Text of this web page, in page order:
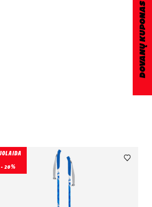
- 20%
DOVANŲ KUPONAS